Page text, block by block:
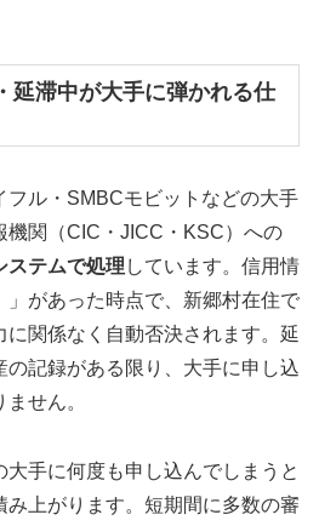
延滞中が大手に弾かれる仕
フル・SMBCモビットなどの大手
機関（CIC・JICC・KSC）への
ステムで処理 しています。信用情
」があった時点で、新郷村在住で
に関係なく自動否決されます。延
記録がある限り、大手に申し込
せん。
大手に何度も申し込んでしまうと
み上がります。短期間に多数の審